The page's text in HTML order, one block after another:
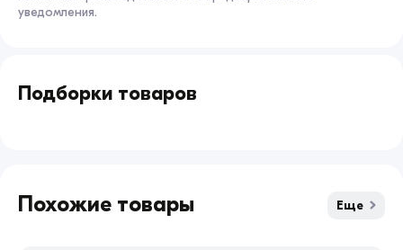
уведомления.
Подборки товаров
Похожие товары Еще